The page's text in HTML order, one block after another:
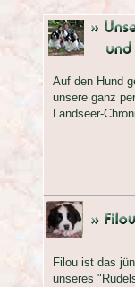
Auf den Hund
unsere ganz
Landseer-
Filou ist das
unseres